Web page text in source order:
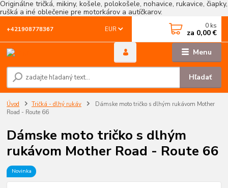
Originálne tričká, mikiny, košele, polokošele, nohavice, rukavice, čiapky,
rušká a iné oblečenie pre motorkárov a autíčkarov.
Menu
EUR
Hľadať
+421908778367 0 ks
za 0,00 €
Úvod Tričká - dlhý rukáv
Dámske moto tričko s dlhým rukávom Mother
Road - Route 66
Dámske moto tričko s dlhým
rukávom Mother Road - Route 66
Novinka